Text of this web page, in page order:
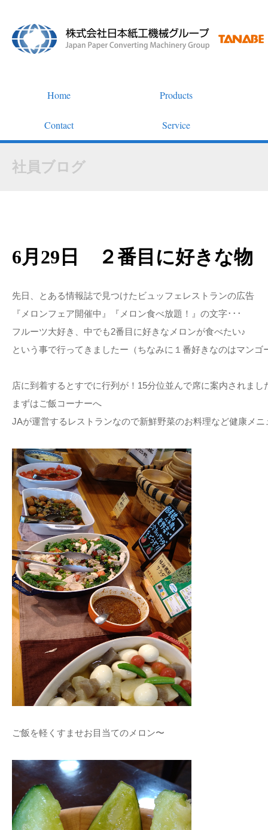
Home Products
Contact Service
社員ブログ
6月29日 ２番目に好きな物
先日、とある情報誌で見つけたビュッフェレストランの広告
『メロンフェア開催中』『メロン食べ放題！』の文字･･･
フルーツ大好き、中でも2番目に好きなメロンが食べたい♪
という事で行ってきましたー（ちなみに１番好きなのはマン
店に到着するとすでに行列が！15分位並んで席に案内されまし
まずはご飯コーナーへ
JAが運営するレストランなので新鮮野菜のお料理など健康メニ
ご飯を軽くすませお目当てのメロン〜